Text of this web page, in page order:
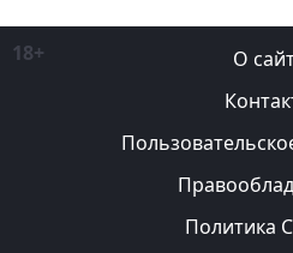
18+
О
Политика